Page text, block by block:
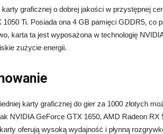
graficznej o dobrej jakości w przystępnej
Ti. Posiada ona 4 GB pamięci GDDR5, co
karta ta jest wyposażona w technologię
zużycie energii.
karty graficznej do gier za 1000 złotych
NVIDIA GeForce GTX 1650, AMD Radeon RX
oferują wysoką wydajność i płynną